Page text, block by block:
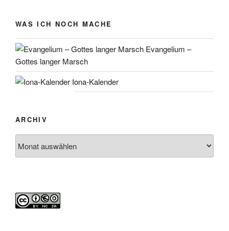
WAS ICH NOCH MACHE
Evangelium –
Gottes langer Marsch
Iona-Kalender
ARCHIV